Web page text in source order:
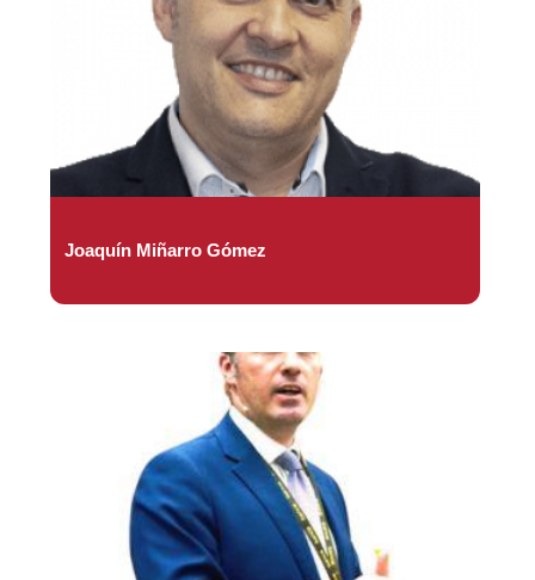
Joaquín Miñarro Gómez